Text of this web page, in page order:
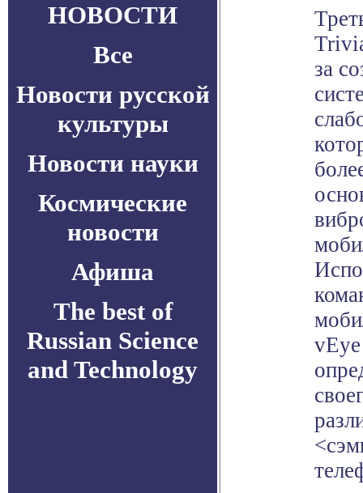
НОВОСТИ
Все
Новости русской
культуры
Новости науки
Космические
новости
Афиша
The best of
Russian Science
and Technology
за